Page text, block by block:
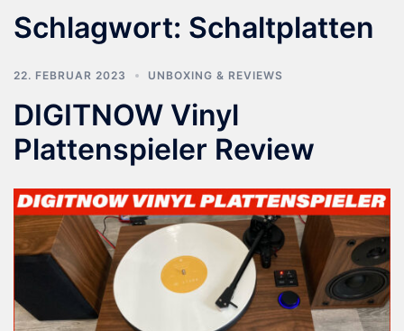
Schlagwort: Schaltplatten
22. FEBRUAR 2023 UNBOXING & REVIEWS
DIGITNOW Vinyl
Plattenspieler Review